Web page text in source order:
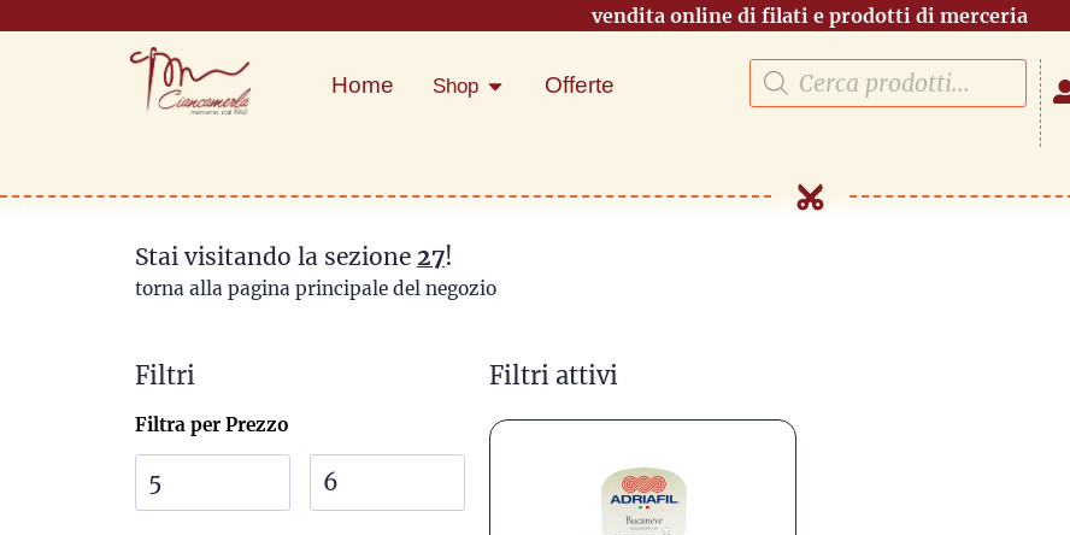
vendita online di filati e prodotti di merceria
Home Shop Offerte
Stai visitando la sezione 27!
torna alla pagina principale del negozio
Filtri
Filtra per Prezzo
Filtri attivi